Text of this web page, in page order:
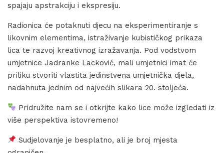
spajaju apstrakciju i ekspresiju.
Radionica će potaknuti djecu na eksperimentiranje s
likovnim elementima, istraživanje kubističkog prikaza
lica te razvoj kreativnog izražavanja. Pod vodstvom
umjetnice Jadranke Lacković, mali umjetnici imat će
priliku stvoriti vlastita jedinstvena umjetnička djela,
nadahnuta jednim od najvećih slikara 20. stoljeća.
Pridružite nam se i otkrijte kako lice može izgledati iz
više perspektiva istovremeno!
Sudjelovanje je besplatno, ali je broj mjesta